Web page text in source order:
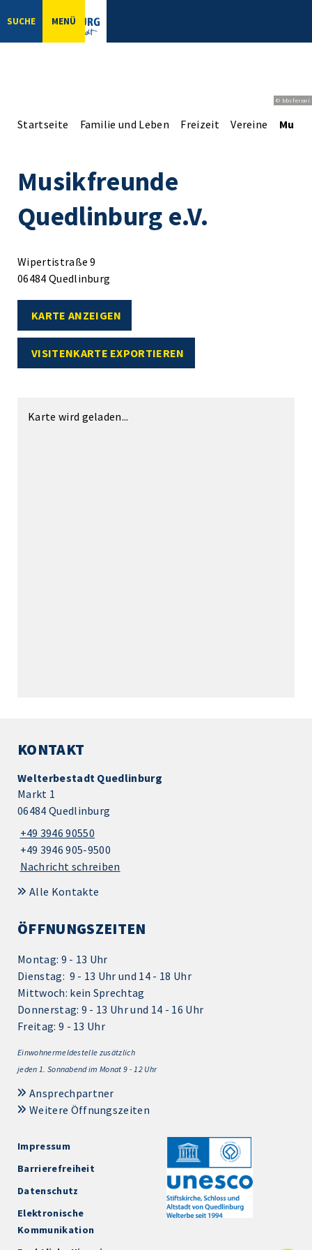
SUCHE MENÜ
© bbsferrari
Startseite Familie und Leben Freizeit Vereine
Musikfreunde
Quedlinburg e.V.
Wipertistraße 9
06484 Quedlinburg
KARTE ANZEIGEN
VISITENKARTE EXPORTIEREN
Karte wird geladen...
KONTAKT
Welterbestadt Quedlinburg
Markt 1
06484 Quedlinburg
+49 3946 90550
+49 3946 905-9500
Nachricht schreiben
Alle Kontakte
ÖFFNUNGSZEITEN
Montag: 9 - 13 Uhr
Dienstag: 9 - 13 Uhr und 14 - 18 Uhr
Mittwoch: kein Sprechtag
Donnerstag: 9 - 13 Uhr und 14 - 16 Uhr
Freitag: 9 - 13 Uhr
Einwohnermeldestelle zusätzlich
jeden 1. Sonnabend im Monat 9 - 12 Uhr
Ansprechpartner
Weitere Öffnungszeiten
Impressum
Barrierefreiheit
Datenschutz
Elektronische
Kommunikation